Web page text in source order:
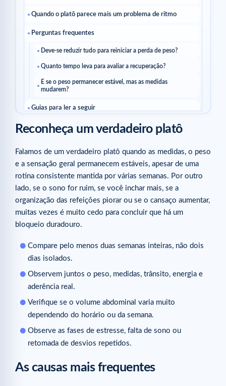
Quando o platô parece mais um problema de ritmo
Perguntas frequentes
Deve-se reduzir tudo para reiniciar a perda de peso?
Quanto tempo leva para avaliar a recuperação?
E se o peso permanecer estável, mas as medidas
mudarem?
Guias para ler a seguir
Reconheça um verdadeiro platô
Falamos de um verdadeiro platô quando as medidas, o peso
e a sensação geral permanecem estáveis, apesar de uma
rotina consistente mantida por várias semanas. Por outro
lado, se o sono for ruim, se você inchar mais, se a
organização das refeições piorar ou se o cansaço aumentar,
muitas vezes é muito cedo para concluir que há um
bloqueio duradouro.
Compare pelo menos duas semanas inteiras, não dois
dias isolados.
Observem juntos o peso, medidas, trânsito, energia e
aderência real.
Verifique se o volume abdominal varia muito
dependendo do horário ou da semana.
Observe as fases de estresse, falta de sono ou
retomada de desvios repetidos.
As causas mais frequentes